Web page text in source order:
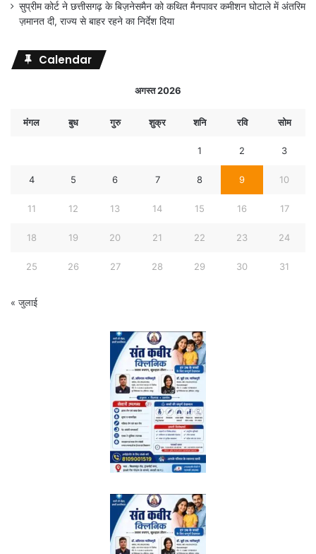
सुप्रीम कोर्ट ने छत्तीसगढ़ के बिज़नेसमैन को कथित मैनपावर कमीशन घोटाले में अंतरिम
ज़मानत दी, राज्य से बाहर रहने का निर्देश दिया
Calendar
अगस्त 2026
मंगल बुध गुरु शुक्र शनि रवि सोम
1 2 3
4 5 6 7 8 9 10
11 12 13 14 15 16 17
18 19 20 21 22 23 24
25 26 27 28 29 30 31
« जुलाई